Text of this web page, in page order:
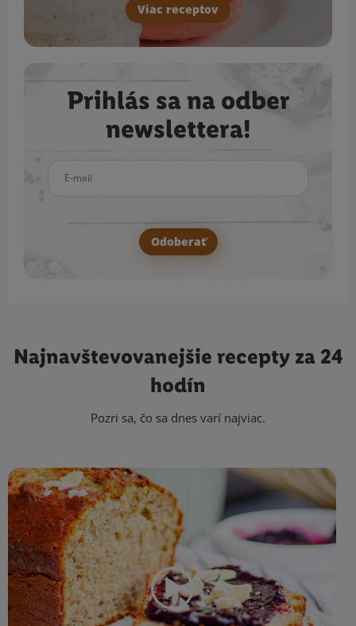
Viac receptov
Prihlás sa na odber
newslettera!
Odoberať
Najnavštevovanejšie recepty za 24
hodín
Pozri sa, čo sa dnes varí najviac.